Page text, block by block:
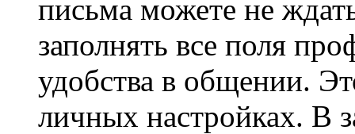
письма можете не
заполнять все поля
удобства в общении.
личных настройках. В